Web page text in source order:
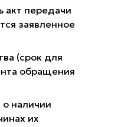
акт передачи
заявленное
(срок для
обращения
наличии
их